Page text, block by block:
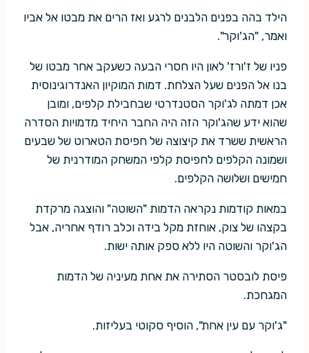
הילד בהה בפנים הלבנים לרגע ואז הרים את מבטו אל אביו
ואמר, "הג'וקר".
פניו של ז'ורז' לאון היו חסרי הבעה כשעקב אחר מבטו של
בנו אל הפנים שעל הצלחת. דמות המוקיון האנדרוגינוסית
אכן דמתה לג'וקר הסטנדרטי שבחבילת קלפים, ומובן
שהוא ידע שהג'וקר הזה היה החבר היחיד מדמויות הסדרה
הראשית ששרד את קיצוצה של חפיסת הטארוט של שבעים
ושמונה הקלפים לחפיסת קלפי המשחק המודרנית של
חמישים ושלושה הקלפים.
במאות קודמות נקראה הדמות "השוטה" והוצגה מרקדת
בקצהו של צוק, אוחזת מקל בידה וכלב רודף אחריה, אבל
הג'וקר והשוטה היו ללא ספק אותה ישות.
פיסת לובסטר הסתירה את אחת מעיניה של הדמות
המגחכת.
"ג'וקר עם עין אחת", הוסיף סקוטי בעליזות.